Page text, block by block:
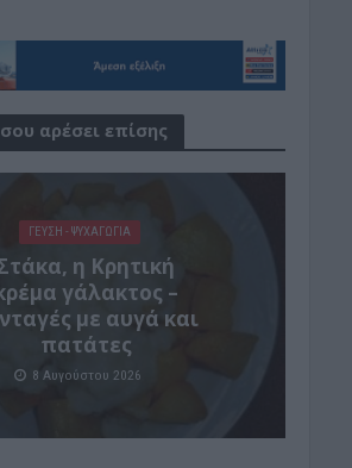
αρέσει επίσης
ΓΕΎΣΗ - ΨΥΧΑΓΩΓΊΑ
η Κρητική
γάλακτος –
με αυγά και
πατάτες
8 Αυγούστου 2026